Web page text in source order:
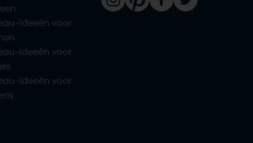
ideeën voor
ideeën voor
ideeën voor